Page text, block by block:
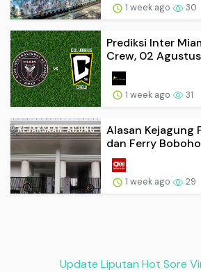
1 week ago 30
Prediksi Inter
Crew, 02 Agustus
1 week ago 31
Alasan Kejagung
dan Ferry Boboho
1 week ago 29
Update Liputan Hot Sore